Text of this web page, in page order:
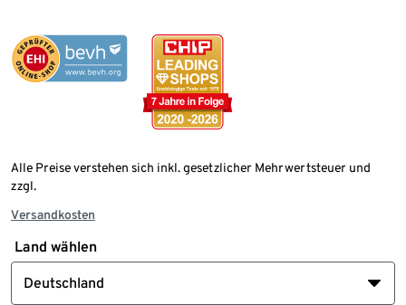
Alle Preise verstehen sich inkl. gesetzlicher Mehrwertsteuer und
zzgl.
Versandkosten
Land wählen
Deutschland